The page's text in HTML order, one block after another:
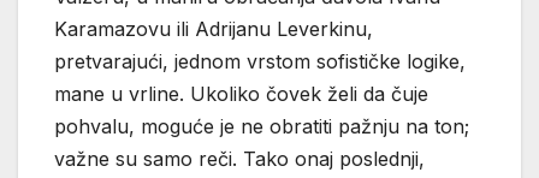
Karamazovu ili Adrijanu Leverkinu,
pretvarajući, jednom vrstom sofističke logike,
mane u vrline. Ukoliko čovek želi da čuje
pohvalu, moguće je ne obratiti pažnju na ton;
važne su samo reči. Tako onaj poslednji,